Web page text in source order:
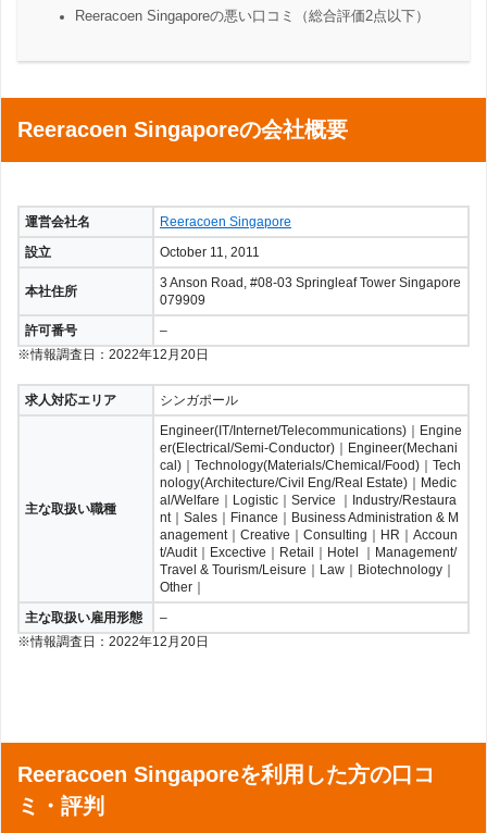
Reeracoen Singaporeの悪い口コミ（総合評価2点以下）
Reeracoen Singaporeの会社概要
運営会社名
Reeracoen Singapore
設立
October 11, 2011
本社住所
3 Anson Road, #08-03 Springleaf Tower Singapore
079909
許可番号
–
※情報調査日：2022年12月20日
求人対応エリア シンガポール
主な取扱い職種
Engineer(IT/Internet/Telecommunications)｜Engine
er(Electrical/Semi-Conductor)｜Engineer(Mechani
cal)｜Technology(Materials/Chemical/Food)｜Tech
nology(Architecture/Civil Eng/Real Estate)｜Medic
al/Welfare｜Logistic｜Service ｜Industry/Restaura
nt｜Sales｜Finance｜Business Administration & M
anagement｜Creative｜Consulting｜HR｜Accoun
t/Audit｜Excective｜Retail｜Hotel ｜Management/
Travel & Tourism/Leisure｜Law｜Biotechnology｜
Other｜
主な取扱い雇用形態
–
※情報調査日：2022年12月20日
Reeracoen Singaporeを利用した方の口コ
ミ・評判